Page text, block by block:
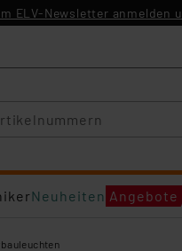
ELV-Newsletter anmelden
Neuheiten Angebote